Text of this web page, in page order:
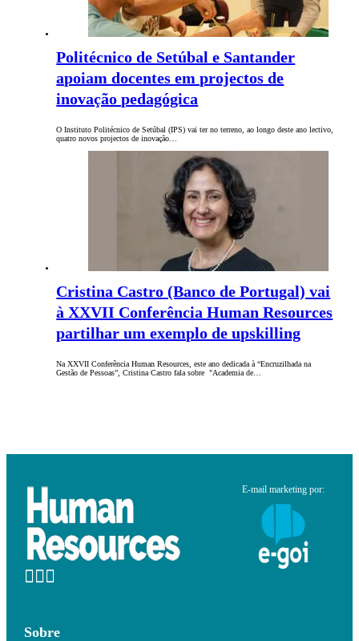
Politécnico de Setúbal e Santander
apoiam docentes em projectos de
inovação pedagógica
O Instituto Politécnico de Setúbal (IPS) vai ter no terreno, ao longo deste ano lectivo,
quatro novos projectos de inovação…
Cristina Castro (Banco de Portugal) vai
à XXVII Conferência Human Resources
partilhar um exemplo de upskilling
Na XXVII Conferência Human Resources, este ano dedicada à “Encruzilhada na
Gestão de Pessoas”, Cristina Castro fala sobre "Academia de…
E-mail marketing por:
Sobre